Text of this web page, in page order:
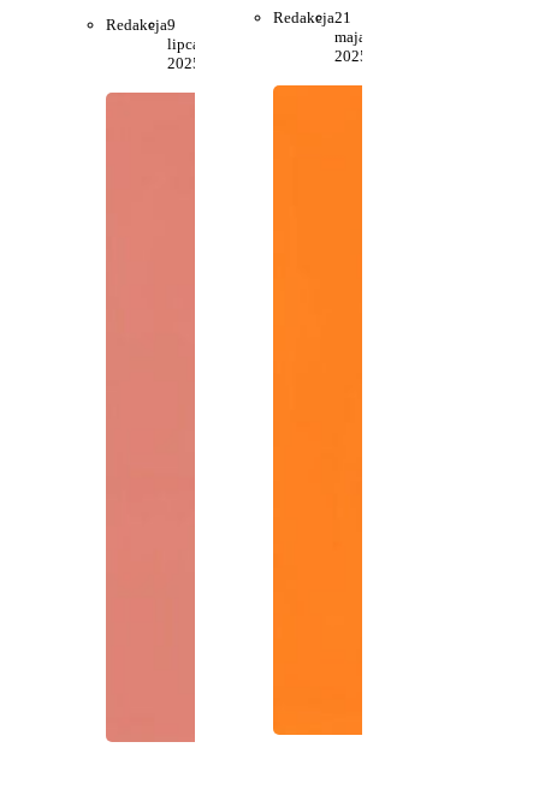
Redakcja9
lipca
2025
Redakcja21
maja
2025